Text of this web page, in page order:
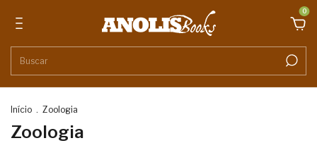
0
Início . Zoologia
Zoologia